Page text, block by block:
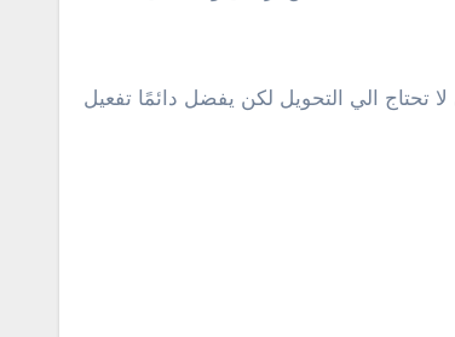
تحتاج الي التحويل لكن يفضل دائمًا تفعيل